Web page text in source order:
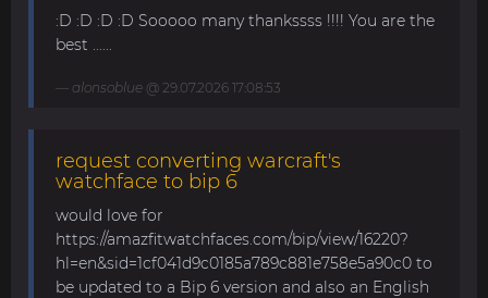
:D :D :D :D Sooooo many thankssss !!!! You are the
best ......
alonsoblue @ 29.07.2026 17:08:53
request converting warcraft's
watchface to bip 6
would love for
https://amazfitwatchfaces.com/bip/view/16220?
hl=en&sid=1cf041d9c0185a789c881e758e5a90c0 to
be updated to a Bip 6 version and also an English